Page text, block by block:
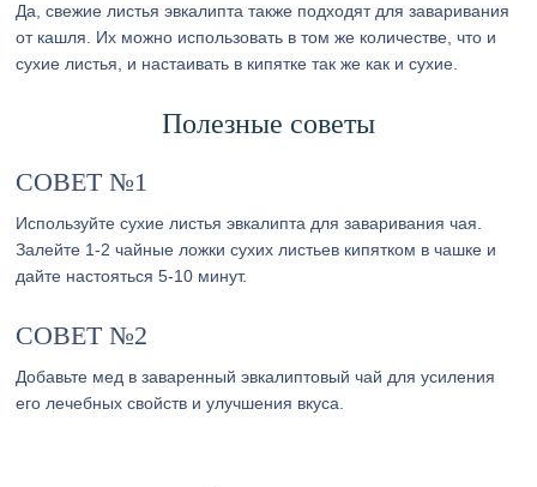
Да, свежие листья эвкалипта также подходят для заваривания
от кашля. Их можно использовать в том же количестве, что и
сухие листья, и настаивать в кипятке так же как и сухие.
Полезные советы
СОВЕТ №1
Используйте сухие листья эвкалипта для заваривания чая.
Залейте 1-2 чайные ложки сухих листьев кипятком в чашке и
дайте настояться 5-10 минут.
СОВЕТ №2
Добавьте мед в заваренный эвкалиптовый чай для усиления
его лечебных свойств и улучшения вкуса.